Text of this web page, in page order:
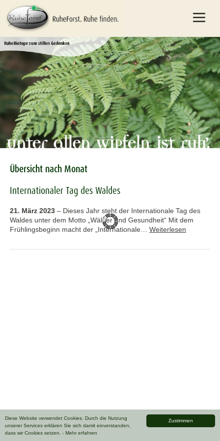
Zustimmen
Diese Website verwendet Cookies. Durch die Nutzung
unserer Services erklären Sie sich damit einverstanden,
dass wir Cookies setzen. - Mehr erfahren
Übersicht nach Monat
Internationaler Tag des Waldes
21. März 2023 – Dieses Jahr steht der Internationale Tag des
Waldes unter dem Motto „Wälder und Gesundheit“ Mit dem
Frühlingsbeginn macht der „Internationale… Weiterlesen